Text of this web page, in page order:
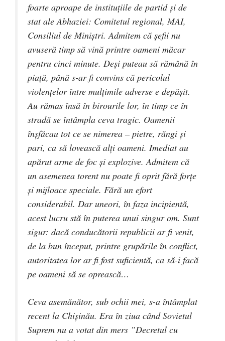
foarte aproape de instituțiile de partid și de
stat ale Abhaziei: Comitetul regional, MAI,
Consiliul de Miniștri. Admitem că șefii nu
avuseră timp să vină printre oameni măcar
pentru cinci minute. Deși puteau să rămână în
piață, până s-ar fi convins că pericolul
violențelor între mulțimile adverse e depășit.
Au rămas însă în birourile lor, în timp ce în
stradă se întâmpla ceva tragic. Oamenii
înșfăcau tot ce se nimerea – pietre, răngi și
pari, ca să lovească alți oameni. Imediat au
apărut arme de foc și explozive. Admitem că
un asemenea torent nu poate fi oprit fără forțe
și mijloace speciale. Fără un efort
considerabil. Dar uneori, în faza incipientă,
acest lucru stă în puterea unui singur om. Sunt
sigur: dacă conducătorii republicii ar fi venit,
de la bun început, printre grupările în conflict,
autoritatea lor ar fi fost suficientă, ca să-i facă
pe oameni să se oprească…
Ceva asemănător, sub ochii mei, s-a întâmplat
recent la Chișinău. Era în ziua când Sovietul
Suprem nu a votat din mers ”Decretul cu